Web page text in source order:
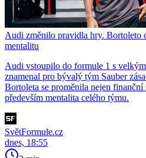
Audi změnilo pravidla hry. Bortoleto
mentalitu
Audi vstoupilo do formule 1 s
znamenal pro bývalý tým Sauber
Bortoleta se proměnila nejen finanční
především mentalita celého týmu.
SvětFormule.cz
dnes, 18:55